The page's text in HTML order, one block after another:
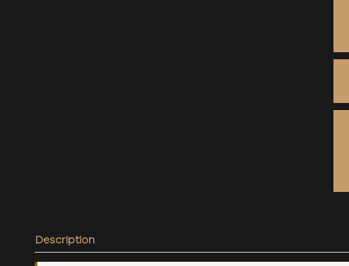
Description